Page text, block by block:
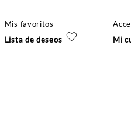
Mis favoritos
Lista de deseos
Mi